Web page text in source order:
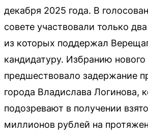
декабря 2025 года. В
совете участвовали только
из которых поддержал
кандидатуру. Избранию
предшествовало задержание
города Владислава Логинова,
подозревают в получении
миллионов рублей на